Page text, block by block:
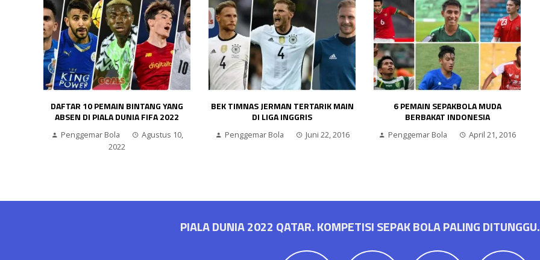
DAFTAR 10 PEMAIN BINTANG YANG
ABSEN DI PIALA DUNIA FIFA 2022
Penggemar Bola
Agustus 10,
2022
BEK TIMNAS JERMAN TERTARIK MAIN
DI LIGA INGGRIS
Penggemar Bola Juni 22, 2016
6 PEMAIN SEPAKBOLA MUDA
BERBAKAT INDONESIA
Penggemar Bola April 21, 2016
PIALA DUNIA 2022 QATAR. KOMPETISI SEPAK BOLA PALING